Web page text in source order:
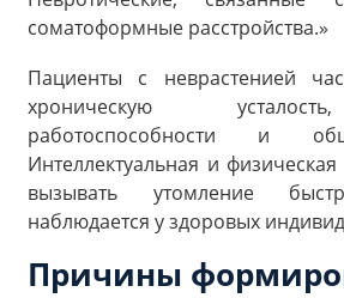
соматоформные расстройства.»
Пациенты с неврастенией
хроническую
работоспособности и
Интеллектуальная и физическая
вызывать утомление
наблюдается у здоровых
Причины